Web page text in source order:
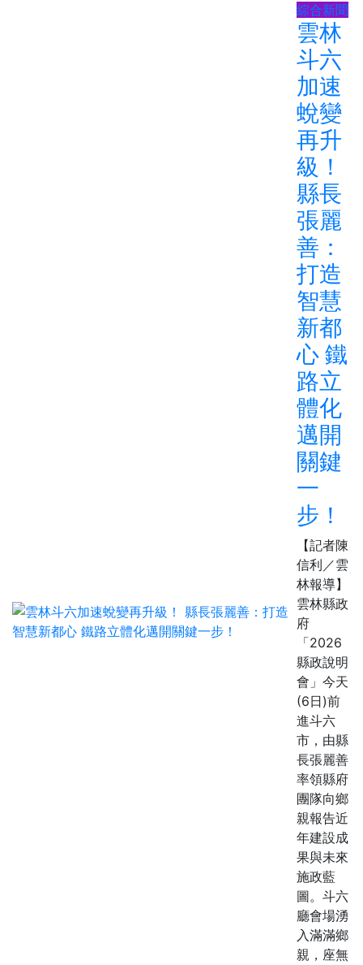
綜合新聞
雲林
斗六
加速
蛻變
再升
級！
縣長
張麗
善：
打造
智慧
新都
心 鐵
路立
體化
邁開
關鍵
一
步！
【記者陳
信利／雲
林報導】
雲林縣政
府
「2026
縣政說明
會」今天
(6日)前
進斗六
市，由縣
長張麗善
率領縣府
團隊向鄉
親報告近
年建設成
果與未來
施政藍
圖。斗六
廳會場湧
入滿滿鄉
親，座無